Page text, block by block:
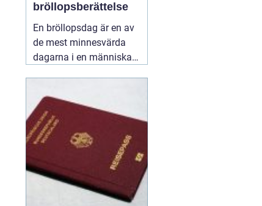
bröllopsberättelse
En bröllopsdag är en av
de mest minnesvärda
dagarna i en människas
känslosamma stunder
som man vill för evigt
bevara i minnet.
september 2025